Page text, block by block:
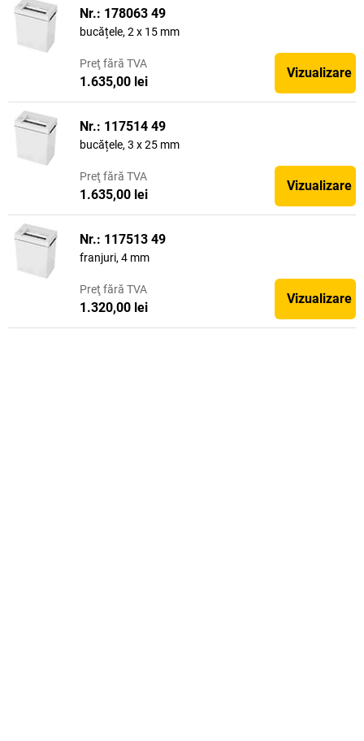
Nr.: 178063 49
bucățele, 2 x 15 mm
Preţ fără TVA
1.635,00 lei
Vizualizare
Nr.: 117514 49
bucățele, 3 x 25 mm
Preţ fără TVA
1.635,00 lei
Vizualizare
Nr.: 117513 49
franjuri, 4 mm
Preţ fără TVA
1.320,00 lei
Vizualizare